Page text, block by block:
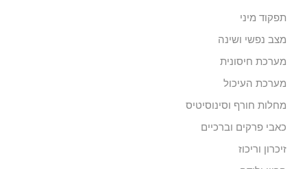
תפקוד מיני
מצב נפשי ושינה
מערכת חיסונית
מערכת העיכול
מחלות חורף וסינוסיטיס
כאבי פרקים וברכיים
זיכרון וריכוז